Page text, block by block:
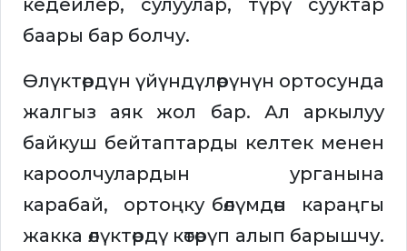
кедейлер, сулуулар, түрү сууктар
баары бар болчу.
Өлүктөрдүн үйүндүлөрүнүн ортосунда
жалгыз аяк жол бар. Ал аркылуу
байкуш бейтаптарды келтек менен
кароолчулардын урганына
карабай, ортоңку бөлүмдөн караңгы
жакка өлүктөрдү көтөрүп алып барышчу.